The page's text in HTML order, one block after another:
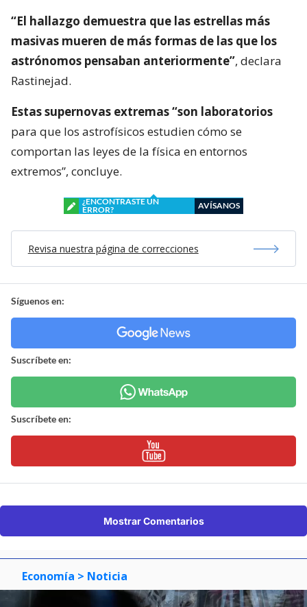
“El hallazgo demuestra que las estrellas más
masivas mueren de más formas de las que los
astrónomos pensaban anteriormente”, declara
Rastinejad.
Estas supernovas extremas “son laboratorios
para que los astrofísicos estudien cómo se
comportan las leyes de la física en entornos
extremos”, concluye.
¿ENCONTRASTE UN
ERROR?
AVÍSANOS
Revisa nuestra página de correcciones
Síguenos en:
Suscríbete en:
Suscríbete en:
Mostrar Comentarios
Economía > Noticia